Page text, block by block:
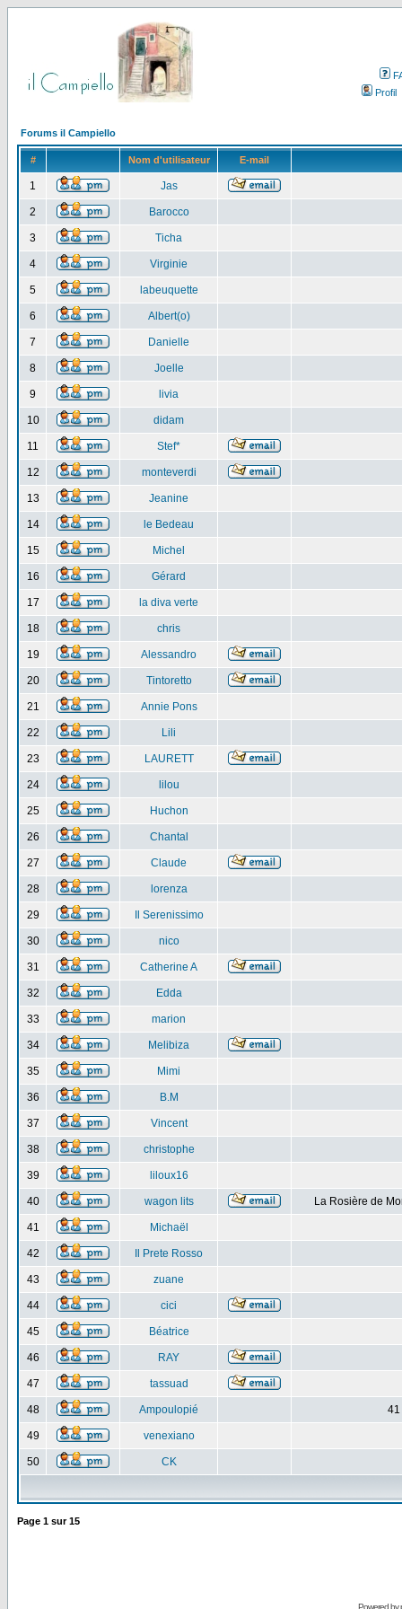
Profil
Forums il Campiello
# Nom d'utilisateur E-mail
1 Jas
2 Barocco
3 Ticha
4 Virginie
5 labeuquette
6 Albert(o)
7 Danielle
8 Joelle
9 livia
10 didam
11 Stef*
12 monteverdi
13 Jeanine
14 le Bedeau
15 Michel
16 Gérard
17 la diva verte
18 chris
19 Alessandro
20 Tintoretto
21 Annie Pons
22 Lili
23 LAURETT
24 lilou
25 Huchon
26 Chantal
27 Claude
28 lorenza
29 Il Serenissimo
30 nico
31 Catherine A
32 Edda
33 marion
34 Melibiza
35 Mimi
36 B.M
37 Vincent
38 christophe
39 liloux16
40 wagon lits La Rosière de
41 Michaël
42 Il Prete Rosso
43 zuane
44 cici
45 Béatrice
46 RAY
47 tassuad
48 Ampoulopié 41
49 venexiano
50 CK
Page 1 sur15
Powered by